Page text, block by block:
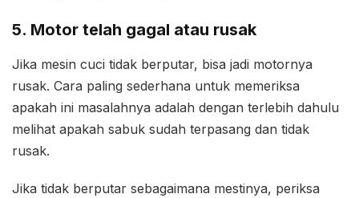
5. Motor telah gagal atau rusak
Jika mesin cuci tidak berputar, bisa jadi motornya
rusak. Cara paling sederhana untuk memeriksa
apakah ini masalahnya adalah dengan terlebih dahulu
melihat apakah sabuk sudah terpasang dan tidak
rusak.
Jika tidak berputar sebagaimana mestinya, periksa